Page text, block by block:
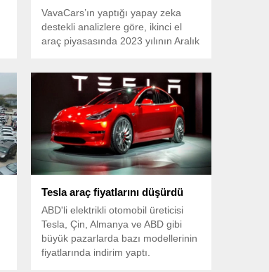
VavaCars’ın yaptığı yapay zeka
destekli analizlere göre, ikinci el
araç piyasasında 2023 yılının Aralık
Tesla araç fiyatlarını düşürdü
ABD'li elektrikli otomobil üreticisi
Tesla, Çin, Almanya ve ABD gibi
büyük pazarlarda bazı modellerinin
fiyatlarında indirim yaptı.